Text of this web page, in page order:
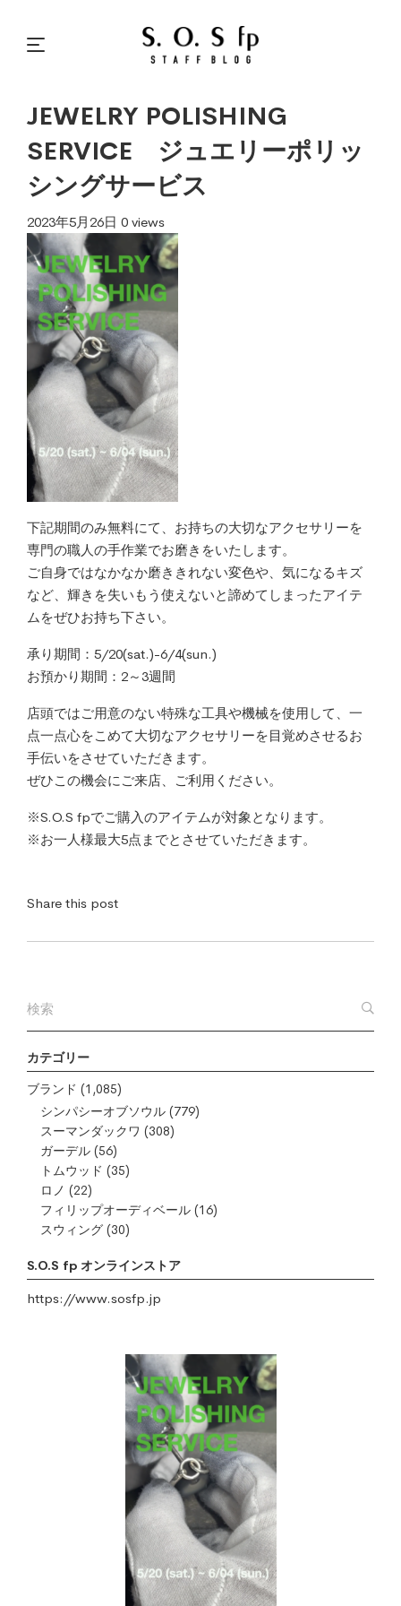
カテゴリー
ブランド (1,085)
シンパシーオブソウル (779)
スーマンダックワ (308)
ガーデル (56)
トムウッド (35)
ロノ (22)
フィリップオーディベール (16)
スウィング (30)
S.O.S fp オンラインストア
https://www.sosfp.jp
JEWELRY POLISHING
SERVICE ジュエリーポリッ
シングサービス
2023年5月26日 0 views
下記期間のみ無料にて、お持ちの大切なアクセサリーを
専門の職人の手作業でお磨きをいたします。
ご自身ではなかなか磨ききれない変色や、気になるキズ
など、輝きを失いもう使えないと諦めてしまったアイテ
ムをぜひお持ち下さい。
承り期間：5/20(sat.)-6/4(sun.)
お預かり期間：2～3週間
店頭ではご用意のない特殊な工具や機械を使用して、一
点一点心をこめて大切なアクセサリーを目覚めさせるお
手伝いをさせていただきます。
ぜひこの機会にご来店、ご利用ください。
※S.O.S fpでご購入のアイテムが対象となります。
※お一人様最大5点までとさせていただきます。
Share this post